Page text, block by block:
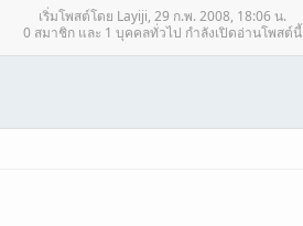
เริ่มโพสต์โดย Layiji, 29 ก.พ. 2008, 18:06 น.
0 สมาชิก และ 1 บุคคลทั่วไป กำลังเปิดอ่านโพสต์นี้